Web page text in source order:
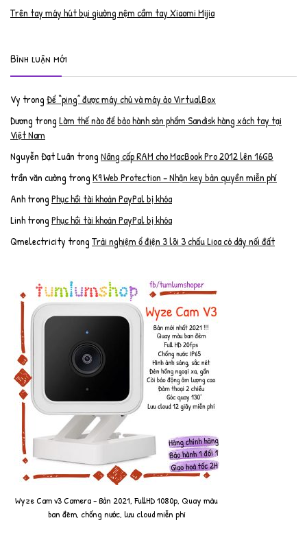
Trên tay máy hút bụi giường nệm cầm tay Xiaomi Mijia
Bình luận mới
Vy trongĐể “ping” được máy chủ và máy ảo VirtualBox
Dương trongLàm thế nào để bảo hành sản phẩm Sandisk hàng xách tay tại
Việt Nam
Nguyễn Đạt Luân trongNâng cấp RAM cho MacBook Pro 2012 lên 16GB
trần văn cường trongK9 Web Protection – Nhận key bản quyền miễn phí
AnhtrongPhục hồi tài khoản PayPal bị khóa
LinhtrongPhục hồi tài khoản PayPal bị khóa
Qmelectricity trongTrải nghiệm ổ điện 3 lõi 3 chấu Lioa có dây nối đất
Wyze Cam v3 Camera - Bản 2021, FullHD 1080p, Quay màu
ban đêm, chống nước, lưu cloud miễn phí